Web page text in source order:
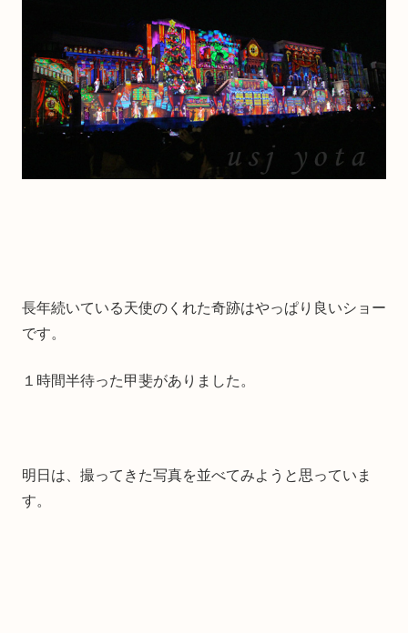
長年続いている天使のくれた奇跡はやっぱり良いショー
です。
１時間半待った甲斐がありました。
明日は、撮ってきた写真を並べてみようと思っていま
す。